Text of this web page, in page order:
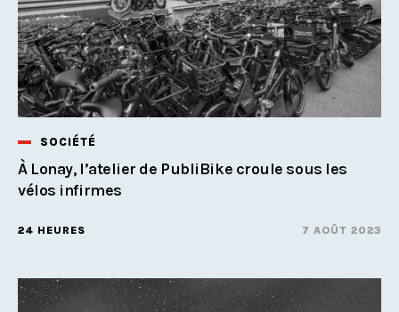
SOCIÉTÉ
À Lonay, l’atelier de PubliBike croule sous les
vélos infirmes
24 HEURES 7 AOÛT 2023